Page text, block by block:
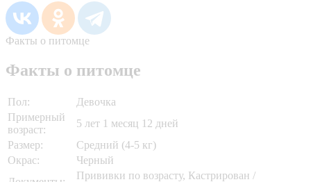
Факты о питомце
Факты о питомце
Пол:
Девочка
Примерный
возраст:
5 лет 1 месяц 12 дней
Размер:
Средний (4-5 кг)
Окрас:
Черный
Прививки по возрасту, Кастрирован /